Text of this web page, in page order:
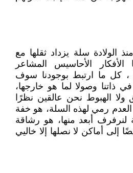
الولادة سلة يزداد ثقلها مع
الأفكار الأحاسيس المشاعر
، كل ما ارتبط بوجودنا سوف
ذاتنا وصولا لما هو خارجها،
ولا الهبوط نحن عالقين نظرًا
العدم رمي لهذه السلة، هو خفة
لنرفرف أبعد منها، هو رشاقة
إلى أماكن لا نصلها إلا خاليي